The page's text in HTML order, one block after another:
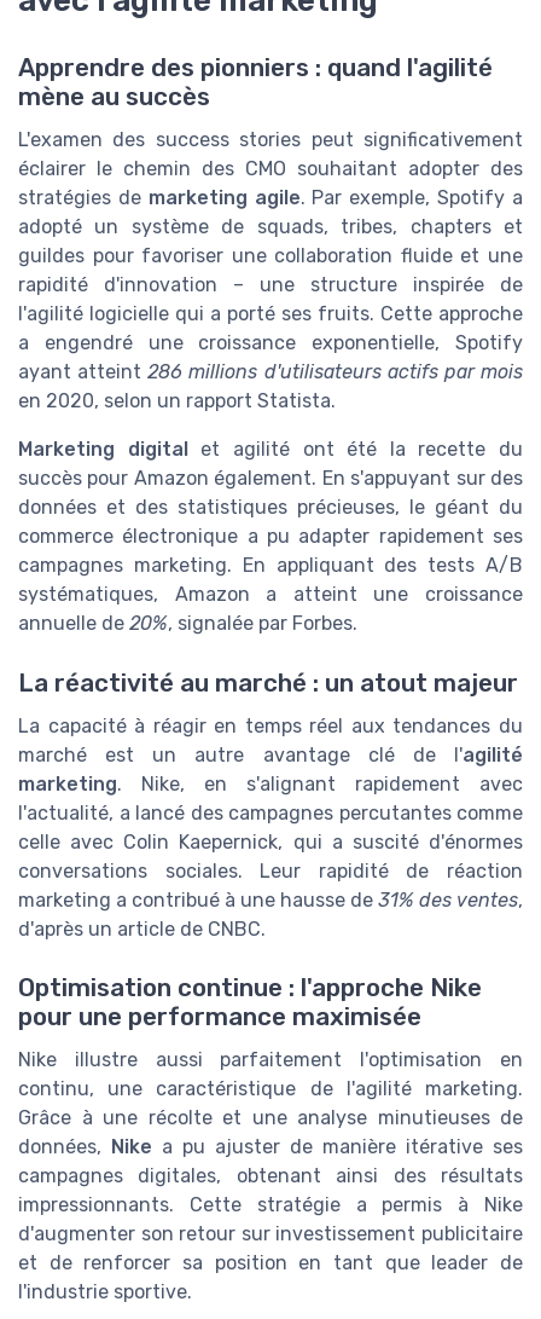
Apprendre des pionniers : quand l'agilité
mène au succès
L'examen des success stories peut significativement
éclairer le chemin des CMO souhaitant adopter des
stratégies de marketing agile. Par exemple, Spotify a
adopté un système de squads, tribes, chapters et
guildes pour favoriser une collaboration fluide et une
rapidité d'innovation – une structure inspirée de
l'agilité logicielle qui a porté ses fruits. Cette approche
a engendré une croissance exponentielle, Spotify
ayant atteint286 millions d'utilisateurs actifs par mois
en 2020, selon un rapport Statista.
Marketing digital
et agilité ont été la recette du
succès pour Amazon également. En s'appuyant sur des
données et des statistiques précieuses, le géant du
commerce électronique a pu adapter rapidement ses
campagnes marketing. En appliquant des tests A/B
systématiques, Amazon a atteint une croissance
annuelle de 20%, signalée par Forbes.
La réactivité au marché : un atout majeur
La capacité à réagir en temps réel aux tendances du
marché est un autre avantage clé de l'agilité
marketing. Nike, en s'alignant rapidement avec
l'actualité, a lancé des campagnes percutantes comme
celle avec Colin Kaepernick, qui a suscité d'énormes
conversations sociales. Leur rapidité de réaction
marketing a contribué à une hausse de 31% des ventes,
d'après un article de CNBC.
Optimisation continue : l'approche Nike
pour une performance maximisée
Nike illustre aussi parfaitement l'optimisation en
continu, une caractéristique de l'agilité marketing.
Grâce à une récolte et une analyse minutieuses de
données, Nike a pu ajuster de manière itérative ses
campagnes digitales, obtenant ainsi des résultats
impressionnants. Cette stratégie a permis à Nike
d'augmenter son retour sur investissement publicitaire
et de renforcer sa position en tant que leader de
l'industrie sportive.